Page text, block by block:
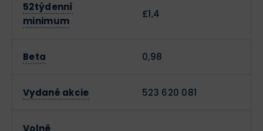
52týdenní
minimum
£1,4
Beta 0,98
Vydané akcie 523 620 081
Volně